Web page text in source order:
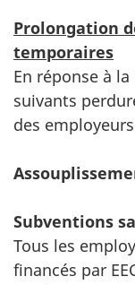
Prolongation
temporaires
En réponse à
suivants
des
Subventions
Tous les
financés par